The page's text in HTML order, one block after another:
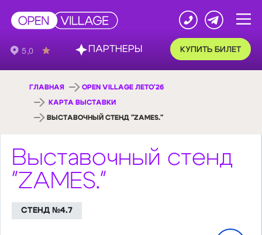
КУПИТЬ БИЛЕТ
ГЛАВНАЯ OPEN VILLAGE ЛЕТО'26
КАРТА ВЫСТАВКИ
ВЫСТАВОЧНЫЙ СТЕНД "ZAMES."
Выставочный стенд
"ZAMES."
СТЕНД №4.7